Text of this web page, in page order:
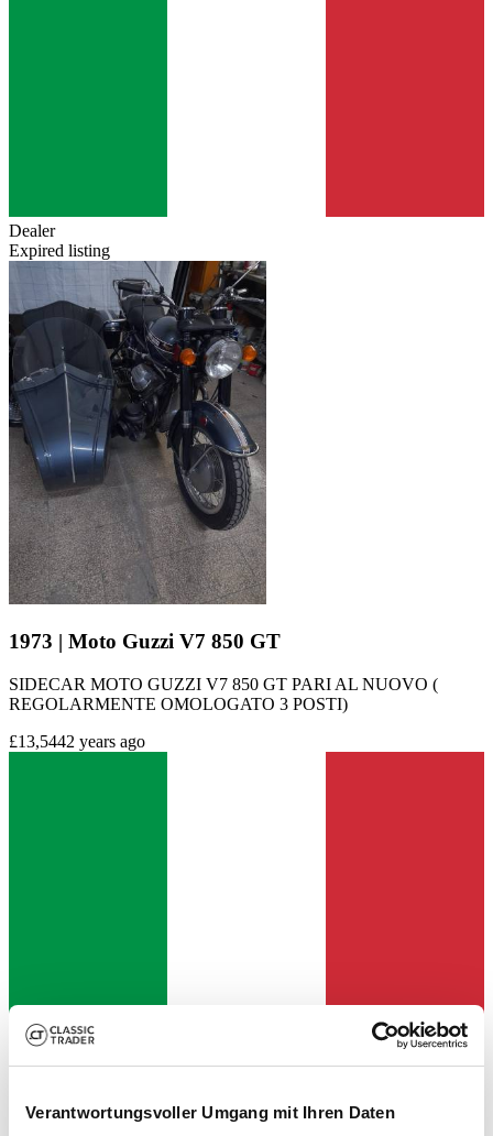
Verantwortungsvoller Umgang mit Ihren Daten
Dealer
Expired listing
1973 | Moto Guzzi V7 850 GT
SIDECAR MOTO GUZZI V7 850 GT PARI AL NUOVO (
REGOLARMENTE OMOLOGATO 3 POSTI)
£13,5442 years ago
Dealer